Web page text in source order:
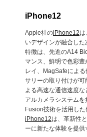
iPhone12
Apple社のiPhone12は
いデザインが融合し
特徴は、先進のA14
マンス、鮮明で色彩
レイ、MagSafeによ
サリーの取り付けが
よる高速な通信速度
アルカメラシステム
Fusion技術を活用した
iPhone12は、革新性
ーに新たな体験を提供